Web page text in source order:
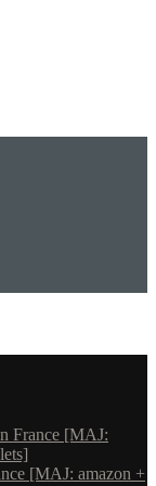
France [MAJ:
[MAJ: amazon +